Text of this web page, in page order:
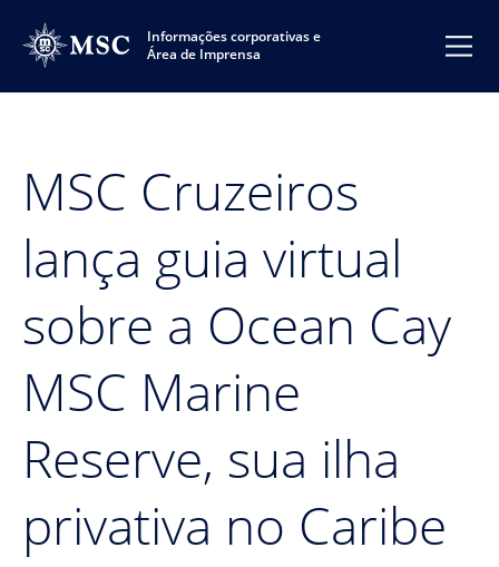
Informações corporativas e
Área de Imprensa
MSC Cruzeiros
lança guia virtual
sobre a Ocean Cay
MSC Marine
Reserve, sua ilha
privativa no Caribe